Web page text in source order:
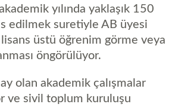
yılında yaklaşık 150
edilmek suretiyle AB üyesi
üstü öğrenim görme veya
öngörülüyor.
olan akademik çalışmalar
ve sivil toplum kuruluşu